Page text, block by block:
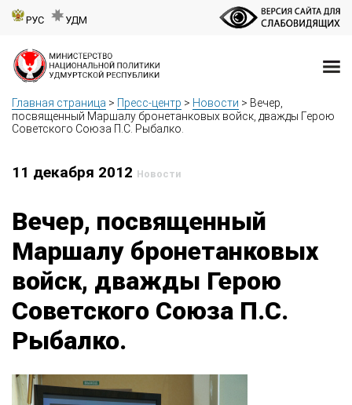
РУС УДМ
Главная страница > Пресс-центр > Новости > Вечер,
посвященный Маршалу бронетанковых войск, дважды Герою
Советского Союза П.С. Рыбалко.
11 декабря 2012 Новости
Вечер, посвященный
Маршалу бронетанковых
войск, дважды Герою
Советского Союза П.С.
Рыбалко.